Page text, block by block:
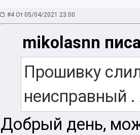
#4 От 05/04/2021 23:00
mikolasnn
Прошивку
неисправный .
Добрый день,